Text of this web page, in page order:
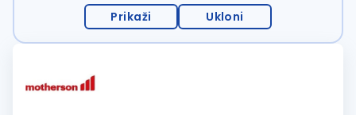
Prikaži Ukloni